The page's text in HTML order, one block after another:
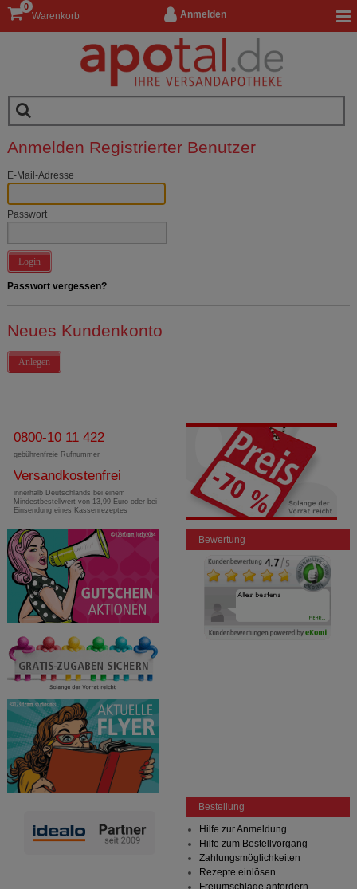
Anmelden
Warenkorb
0
Anmelden Registrierter Benutzer
E-Mail-Adresse
Passwort
Login
Passwort vergessen?
Neues Kundenkonto
Anlegen
0800-10 11 422
gebührenfreie Rufnummer
Versandkostenfrei
innerhalb Deutschlands bei einem
Mindestbestellwert von 13,99 Euro oder bei
Einsendung eines Kassenrezeptes
Bewertung
Bestellung
Hilfe zur Anmeldung
Hilfe zum Bestellvorgang
Zahlungsmöglichkeiten
Rezepte einlösen
Freiumschläge anfordern